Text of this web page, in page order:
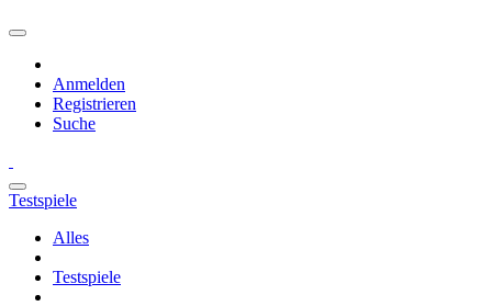
Anmelden
Registrieren
Suche
Testspiele
Alles
Testspiele